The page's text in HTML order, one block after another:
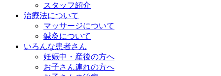
スタッフ紹介
治療法について
マッサージについて
鍼灸について
いろんな患者さん
妊娠中・産後の方へ
お子さん連れの方へ